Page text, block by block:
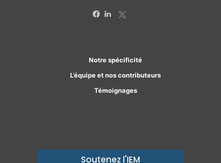
Notre spécificité
L’équipe et nos contributeurs
Témoignages
Soutenez l'IEM